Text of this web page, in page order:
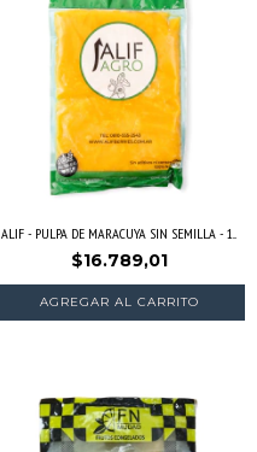
ALIF - PULPA DE MARACUYA SIN SEMILLA - 1...
$16.789,01